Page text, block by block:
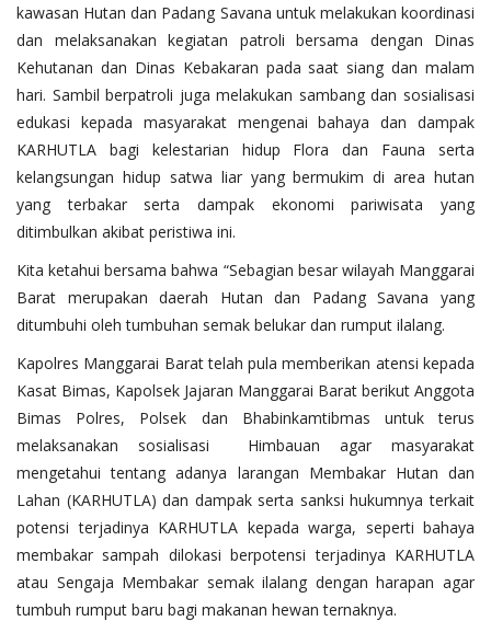
kawasan Hutan dan Padang Savana untuk melakukan koordinasi
dan melaksanakan kegiatan patroli bersama dengan Dinas
Kehutanan dan Dinas Kebakaran pada saat siang dan malam
hari. Sambil berpatroli juga melakukan sambang dan sosialisasi
edukasi kepada masyarakat mengenai bahaya dan dampak
KARHUTLA bagi kelestarian hidup Flora dan Fauna serta
kelangsungan hidup satwa liar yang bermukim di area hutan
yang terbakar serta dampak ekonomi pariwisata yang
ditimbulkan akibat peristiwa ini.
Kita ketahui bersama bahwa “Sebagian besar wilayah Manggarai
Barat merupakan daerah Hutan dan Padang Savana yang
ditumbuhi oleh tumbuhan semak belukar dan rumput ilalang.
Kapolres Manggarai Barat telah pula memberikan atensi kepada
Kasat Bimas, Kapolsek Jajaran Manggarai Barat berikut Anggota
Bimas Polres, Polsek dan Bhabinkamtibmas untuk terus
melaksanakan sosialisasi Himbauan agar masyarakat
mengetahui tentang adanya larangan Membakar Hutan dan
Lahan (KARHUTLA) dan dampak serta sanksi hukumnya terkait
potensi terjadinya KARHUTLA kepada warga, seperti bahaya
membakar sampah dilokasi berpotensi terjadinya KARHUTLA
atau Sengaja Membakar semak ilalang dengan harapan agar
tumbuh rumput baru bagi makanan hewan ternaknya.